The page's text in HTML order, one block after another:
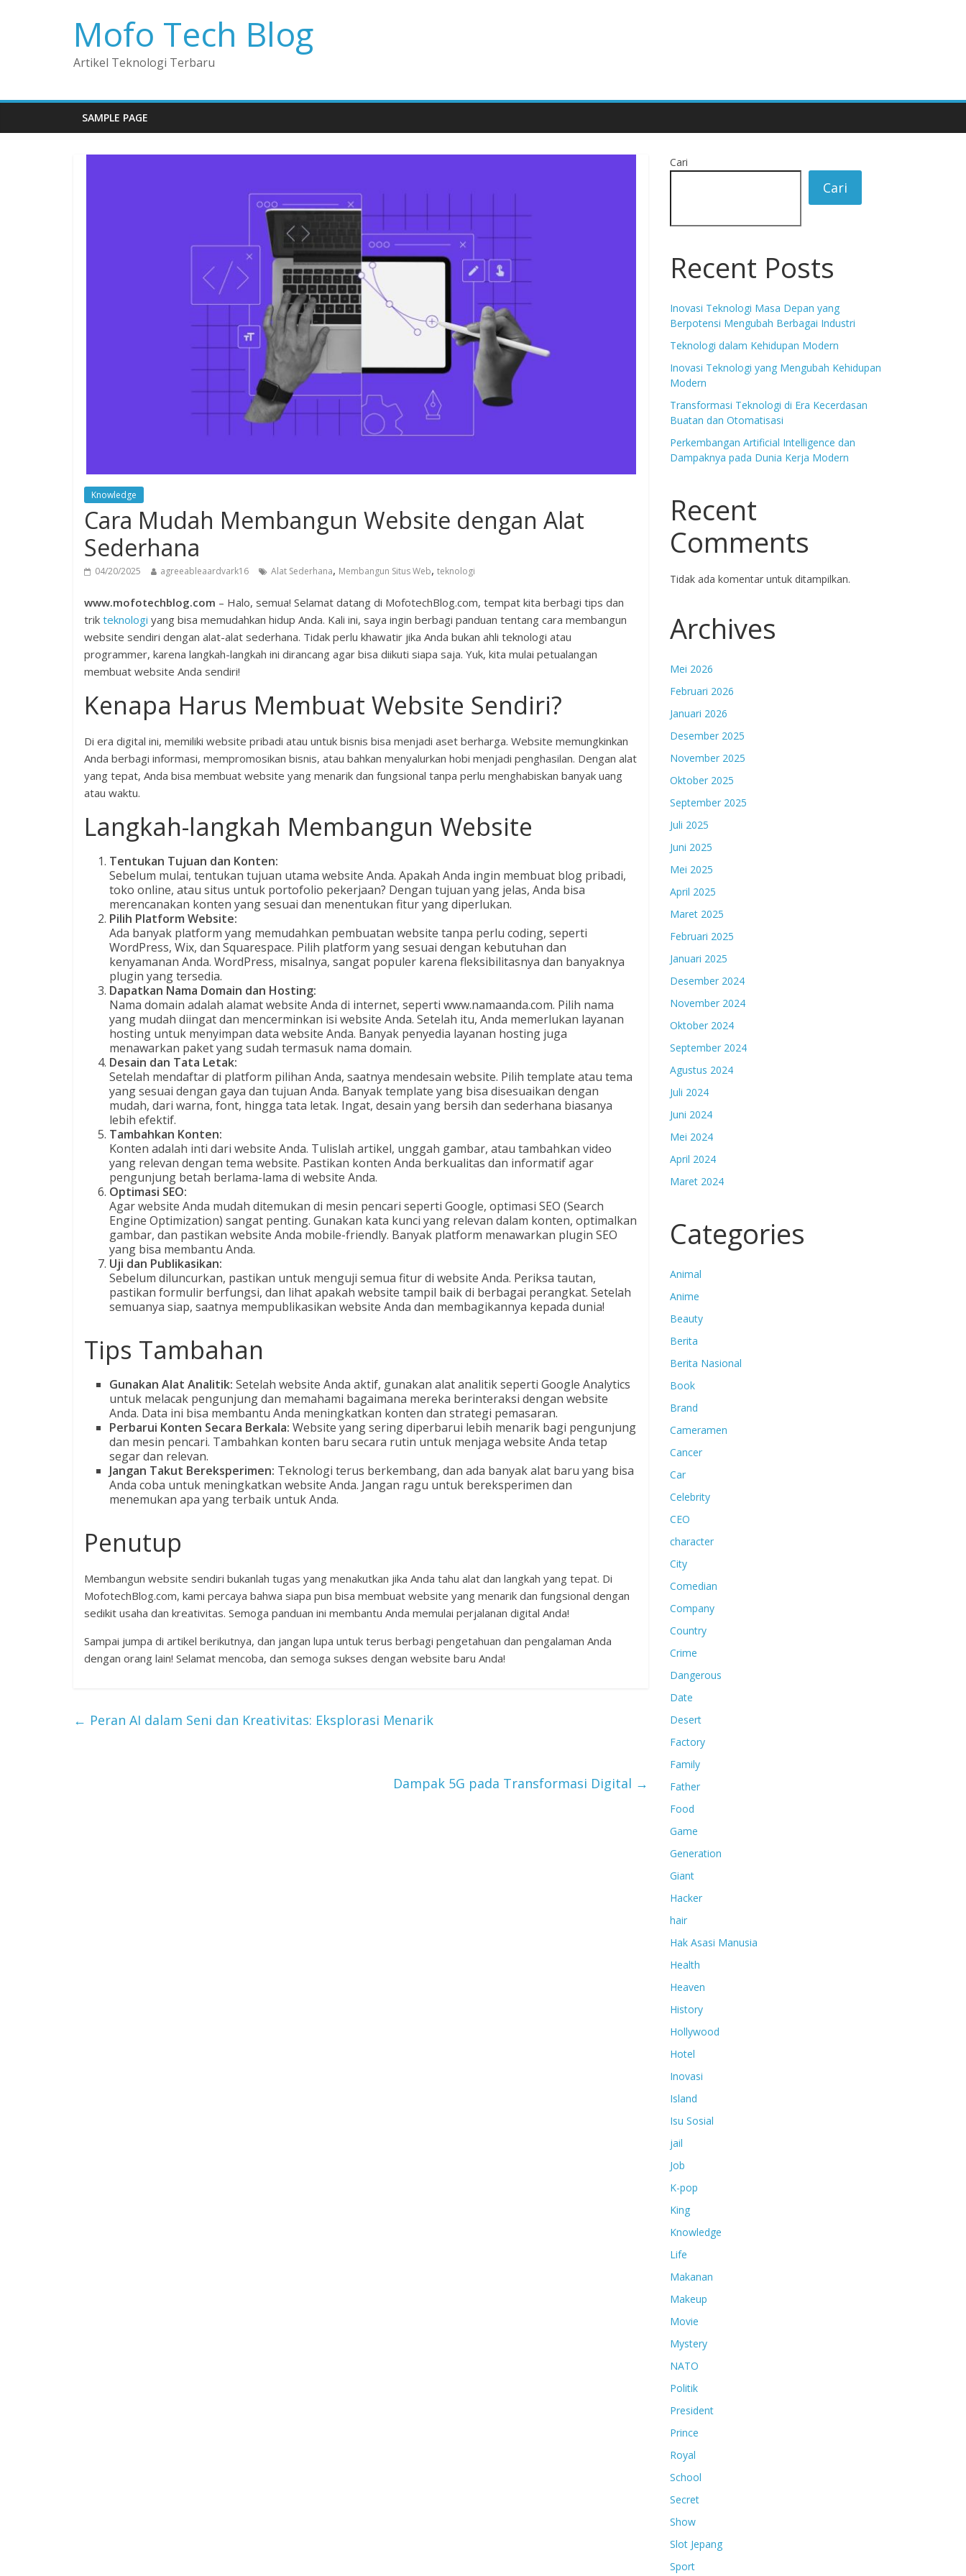
Mofo Tech Blog
Artikel Teknologi Terbaru
SAMPLE PAGE
Knowledge
Cara Mudah Membangun Website dengan Alat
Sederhana
04/20/2025 agreeableaardvark16 Alat Sederhana, Membangun Situs Web, teknologi
www.mofotechblog.com – Halo, semua! Selamat datang di MofotechBlog.com, tempat kita berbagi tips dan
trik teknologi yang bisa memudahkan hidup Anda. Kali ini, saya ingin berbagi panduan tentang cara membangun
website sendiri dengan alat-alat sederhana. Tidak perlu khawatir jika Anda bukan ahli teknologi atau
programmer, karena langkah-langkah ini dirancang agar bisa diikuti siapa saja. Yuk, kita mulai petualangan
membuat website Anda sendiri!
Kenapa Harus Membuat Website Sendiri?
Di era digital ini, memiliki website pribadi atau untuk bisnis bisa menjadi aset berharga. Website memungkinkan
Anda berbagi informasi, mempromosikan bisnis, atau bahkan menyalurkan hobi menjadi penghasilan. Dengan alat
yang tepat, Anda bisa membuat website yang menarik dan fungsional tanpa perlu menghabiskan banyak uang
atau waktu.
Langkah-langkah Membangun Website
Tentukan Tujuan dan Konten:
Sebelum mulai, tentukan tujuan utama website Anda. Apakah Anda ingin membuat blog pribadi,
toko online, atau situs untuk portofolio pekerjaan? Dengan tujuan yang jelas, Anda bisa
merencanakan konten yang sesuai dan menentukan fitur yang diperlukan.
Pilih Platform Website:
Ada banyak platform yang memudahkan pembuatan website tanpa perlu coding, seperti
WordPress, Wix, dan Squarespace. Pilih platform yang sesuai dengan kebutuhan dan
kenyamanan Anda. WordPress, misalnya, sangat populer karena fleksibilitasnya dan banyaknya
plugin yang tersedia.
Dapatkan Nama Domain dan Hosting:
Nama domain adalah alamat website Anda di internet, seperti www.namaanda.com. Pilih nama
yang mudah diingat dan mencerminkan isi website Anda. Setelah itu, Anda memerlukan layanan
hosting untuk menyimpan data website Anda. Banyak penyedia layanan hosting juga
menawarkan paket yang sudah termasuk nama domain.
Desain dan Tata Letak:
Setelah mendaftar di platform pilihan Anda, saatnya mendesain website. Pilih template atau tema
yang sesuai dengan gaya dan tujuan Anda. Banyak template yang bisa disesuaikan dengan
mudah, dari warna, font, hingga tata letak. Ingat, desain yang bersih dan sederhana biasanya
lebih efektif.
Tambahkan Konten:
Konten adalah inti dari website Anda. Tulislah artikel, unggah gambar, atau tambahkan video
yang relevan dengan tema website. Pastikan konten Anda berkualitas dan informatif agar
pengunjung betah berlama-lama di website Anda.
Optimasi SEO:
Agar website Anda mudah ditemukan di mesin pencari seperti Google, optimasi SEO (Search
Engine Optimization) sangat penting. Gunakan kata kunci yang relevan dalam konten, optimalkan
gambar, dan pastikan website Anda mobile-friendly. Banyak platform menawarkan plugin SEO
yang bisa membantu Anda.
Uji dan Publikasikan:
Sebelum diluncurkan, pastikan untuk menguji semua fitur di website Anda. Periksa tautan,
pastikan formulir berfungsi, dan lihat apakah website tampil baik di berbagai perangkat. Setelah
semuanya siap, saatnya mempublikasikan website Anda dan membagikannya kepada dunia!
Tips Tambahan
Gunakan Alat Analitik: Setelah website Anda aktif, gunakan alat analitik seperti Google Analytics
untuk melacak pengunjung dan memahami bagaimana mereka berinteraksi dengan website
Anda. Data ini bisa membantu Anda meningkatkan konten dan strategi pemasaran.
Perbarui Konten Secara Berkala: Website yang sering diperbarui lebih menarik bagi pengunjung
dan mesin pencari. Tambahkan konten baru secara rutin untuk menjaga website Anda tetap
segar dan relevan.
Jangan Takut Bereksperimen: Teknologi terus berkembang, dan ada banyak alat baru yang bisa
Anda coba untuk meningkatkan website Anda. Jangan ragu untuk bereksperimen dan
menemukan apa yang terbaik untuk Anda.
Penutup
Membangun website sendiri bukanlah tugas yang menakutkan jika Anda tahu alat dan langkah yang tepat. Di
MofotechBlog.com, kami percaya bahwa siapa pun bisa membuat website yang menarik dan fungsional dengan
sedikit usaha dan kreativitas. Semoga panduan ini membantu Anda memulai perjalanan digital Anda!
Sampai jumpa di artikel berikutnya, dan jangan lupa untuk terus berbagi pengetahuan dan pengalaman Anda
dengan orang lain! Selamat mencoba, dan semoga sukses dengan website baru Anda!
← Peran AI dalam Seni dan Kreativitas: Eksplorasi Menarik
Dampak 5G pada Transformasi Digital →
Cari
Cari
Recent Posts
Inovasi Teknologi Masa Depan yang
Berpotensi Mengubah Berbagai Industri
Teknologi dalam Kehidupan Modern
Inovasi Teknologi yang Mengubah Kehidupan
Modern
Transformasi Teknologi di Era Kecerdasan
Buatan dan Otomatisasi
Perkembangan Artificial Intelligence dan
Dampaknya pada Dunia Kerja Modern
Recent
Comments
Tidak ada komentar untuk ditampilkan.
Archives
Mei 2026
Februari 2026
Januari 2026
Desember 2025
November 2025
Oktober 2025
September 2025
Juli 2025
Juni 2025
Mei 2025
April 2025
Maret 2025
Februari 2025
Januari 2025
Desember 2024
November 2024
Oktober 2024
September 2024
Agustus 2024
Juli 2024
Juni 2024
Mei 2024
April 2024
Maret 2024
Categories
Animal
Anime
Beauty
Berita
Berita Nasional
Book
Brand
Cameramen
Cancer
Car
Celebrity
CEO
character
City
Comedian
Company
Country
Crime
Dangerous
Date
Desert
Factory
Family
Father
Food
Game
Generation
Giant
Hacker
hair
Hak Asasi Manusia
Health
Heaven
History
Hollywood
Hotel
Inovasi
Island
Isu Sosial
jail
Job
K-pop
King
Knowledge
Life
Makanan
Makeup
Movie
Mystery
NATO
Politik
President
Prince
Royal
School
Secret
Show
Slot Jepang
Sport